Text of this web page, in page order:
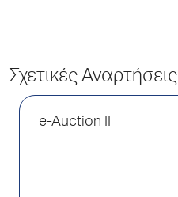
Σχετικές Αναρτήσεις
e-Auction II